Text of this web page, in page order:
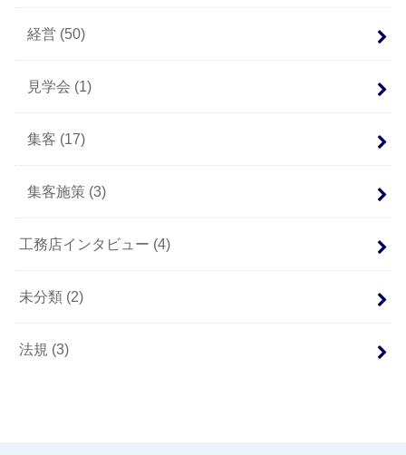
経営 (50)
見学会 (1)
集客 (17)
集客施策 (3)
工務店インタビュー (4)
未分類 (2)
法規 (3)